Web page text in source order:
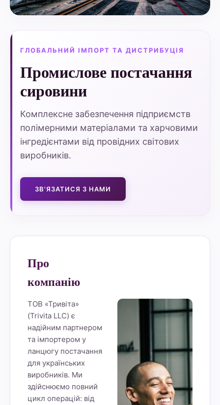
ГЛОБАЛЬНИЙ ІМПОРТ ТА ДИСТРИБУЦІЯ
Промислове постачання
сировини
Комплексне забезпечення підприємств
полімерними матеріалами та харчовими
інгредієнтами від провідних світових
виробників.
ЗВ'ЯЗАТИСЯ З НАМИ
Про
компанію
ТОВ «Тривіта»
(Trivita LLC) є
надійним партнером
та імпортером у
ланцюгу постачання
для українських
виробників. Ми
здійснюємо повний
цикл операцій: від